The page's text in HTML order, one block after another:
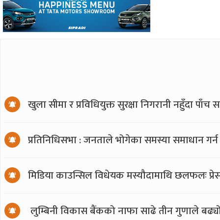
खुला सीमा र प्रविधियुक्त सुरक्षा निगरानी नहुँदा पाँच
प्रतिनिधिसभा : जनताले भोगेका समस्या समाधान
मिडिया काउन्सिल विधेयक मस्यौदामाथि छलफलः
लुम्बिनी विकास बैंकको नाफा साढे तीन गुणाले